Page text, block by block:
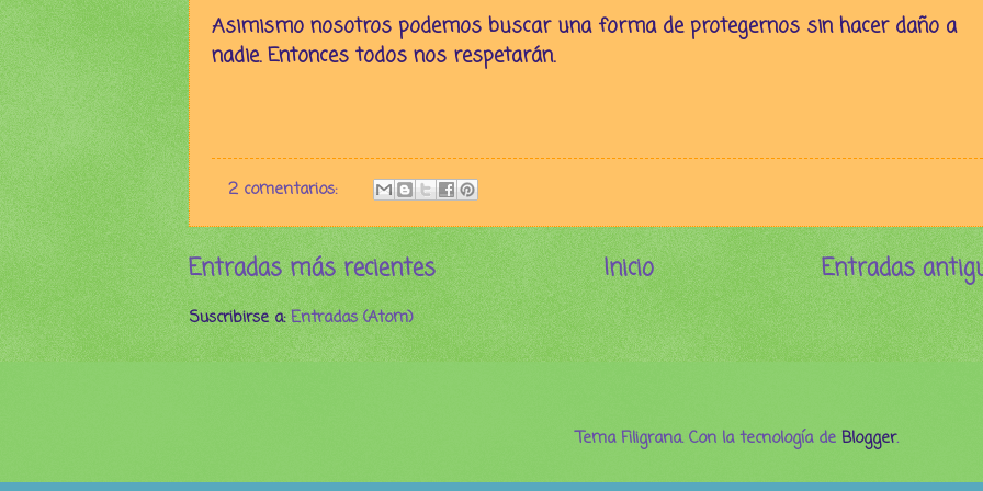
Asimismo nosotros podemos buscar una forma de protegernos sin hacer daño a
nadie. Entonces todos nos respetarán.
2 comentarios:
Entradas más recientes Entradas
Inicio
Suscribirse a:Entradas (Atom)
Tema Filigrana. Con la tecnología de Blogger.